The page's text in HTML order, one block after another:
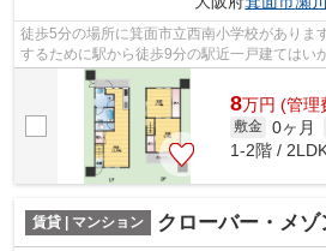
徒歩5分の場所に箕面市立西南小学校がありま
するために駅から徒歩9分の駅近一戸建てはい
一戸建て探しは、こちらの場所はいかが...
8万円 (管理
敷金 0ヶ月
1-2階 /
賃貸 | マンション クローバー・メゾ